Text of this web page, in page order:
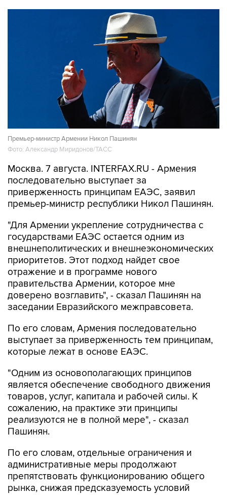
Премьер-министр Армении Никол Пашинян
Фото: Александр Миридонов/ТАСС
Москва. 7 августа. INTERFAX.RU - Армения
последовательно выступает за
приверженность принципам ЕАЭС, заявил
премьер-министр республики Никол Пашинян.
"Для Армении укрепление сотрудничества с
государствами ЕАЭС остается одним из
внешнеполитических и внешнеэкономических
приоритетов. Этот подход найдет свое
отражение и в программе нового
правительства Армении, которое мне
доверено возглавить", - сказал Пашинян на
заседании Евразийского межправсовета.
По его словам, Армения последовательно
выступает за приверженность тем принципам,
которые лежат в основе ЕАЭС.
"Одним из основополагающих принципов
является обеспечение свободного движения
товаров, услуг, капитала и рабочей силы. К
сожалению, на практике эти принципы
реализуются не в полной мере", - сказал
Пашинян.
По его словам, отдельные ограничения и
административные меры продолжают
препятствовать функционированию общего
рынка, снижая предсказуемость условий